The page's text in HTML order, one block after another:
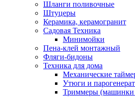
Шланги поливочные
Штуцеры
Керамика, керамогранит
Садовая Техника
Минимойки
Пена-клей монтажный
Фляги-бидоны
Техника для дома
Механические
Утюги и
Триммеры (машинки